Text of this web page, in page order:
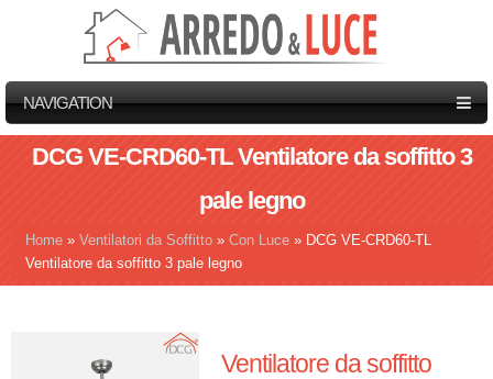
NAVIGATION
DCG VE-CRD60-TL Ventilatore da soffitto 3
pale legno
Tu sei qui
Home » Ventilatori da Soffitto » Con Luce » DCG VE-CRD60-TL
Ventilatore da soffitto 3 pale legno
Ventilatore da soffitto